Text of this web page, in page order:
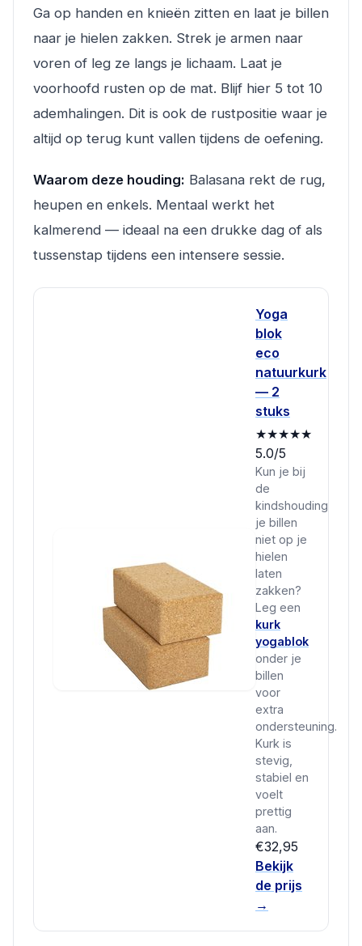
Ga op handen en knieën zitten en laat je billen
naar je hielen zakken. Strek je armen naar
voren of leg ze langs je lichaam. Laat je
voorhoofd rusten op de mat. Blijf hier 5 tot 10
ademhalingen. Dit is ook de rustpositie waar je
altijd op terug kunt vallen tijdens de oefening.
Waarom deze houding: Balasana rekt de rug,
heupen en enkels. Mentaal werkt het
kalmerend — ideaal na een drukke dag of als
tussenstap tijdens een intensere sessie.
Yoga
blok
eco
natuurkurk
— 2
stuks
★★★★★
5.0/5
Kun je bij
de
kindshouding
je billen
niet op je
hielen
laten
zakken?
Leg een
kurk
yogablok
onder je
billen
voor
extra
ondersteuning.
Kurk is
stevig,
stabiel en
voelt
prettig
aan.
€32,95
Bekijk
de prijs
→